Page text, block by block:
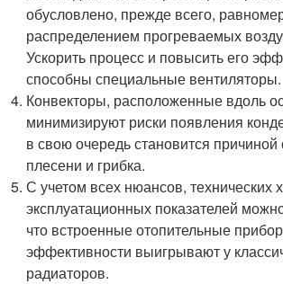
обусловлено, прежде всего,
распределением прогреваемых
Ускорить процесс и повысить его
способны специальные вентиляторы.
Конвекторы, расположенные вдоль
минимизируют риски появления
в свою очередь становится
плесени и грибка.
С учетом всех нюансов, технических
эксплуатационных показателей
что встроенные отопительные
эффективности выигрывают у
радиаторов.